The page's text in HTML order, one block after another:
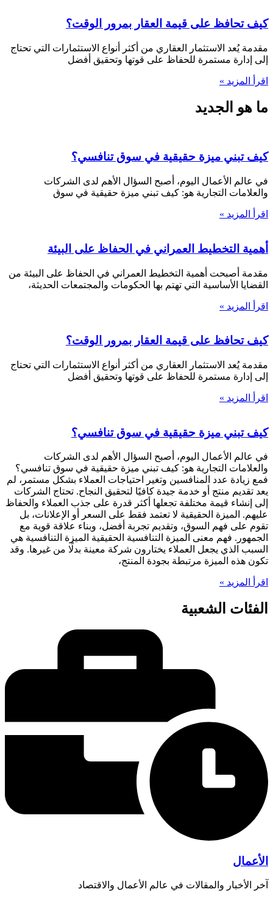
كيف تحافظ على قيمة العقار بمرور الوقت؟
مقدمة يُعد الاستثمار العقاري من أكثر أنواع الاستثمارات التي تحتاج
إلى إدارة مستمرة للحفاظ على قوتها وتحقيق أفضل
اقرأ المزيد »
ما هو الجديد
كيف تبني ميزة حقيقية في سوق تنافسي؟
في عالم الأعمال اليوم، أصبح السؤال الأهم لدى الشركات
والعلامات التجارية هو: كيف تبني ميزة حقيقية في سوق
اقرأ المزيد »
أهمية التخطيط العمراني في الحفاظ على البيئة
مقدمة أصبحت أهمية التخطيط العمراني في الحفاظ على البيئة من
القضايا الأساسية التي تهتم بها الحكومات والمجتمعات الحديثة،
اقرأ المزيد »
كيف تحافظ على قيمة العقار بمرور الوقت؟
مقدمة يُعد الاستثمار العقاري من أكثر أنواع الاستثمارات التي تحتاج
إلى إدارة مستمرة للحفاظ على قوتها وتحقيق أفضل
اقرأ المزيد »
كيف تبني ميزة حقيقية في سوق تنافسي؟
في عالم الأعمال اليوم، أصبح السؤال الأهم لدى الشركات
والعلامات التجارية هو: كيف تبني ميزة حقيقية في سوق تنافسي؟
فمع زيادة عدد المنافسين وتغير احتياجات العملاء بشكل مستمر، لم
يعد تقديم منتج أو خدمة جيدة كافيًا لتحقيق النجاح. تحتاج الشركات
إلى إنشاء قيمة مختلفة تجعلها أكثر قدرة على جذب العملاء والحفاظ
عليهم. الميزة الحقيقية لا تعتمد فقط على السعر أو الإعلانات، بل
تقوم على فهم السوق، وتقديم تجربة أفضل، وبناء علاقة قوية مع
الجمهور. فهم معنى الميزة التنافسية الحقيقية الميزة التنافسية هي
السبب الذي يجعل العملاء يختارون شركة معينة بدلًا من غيرها. وقد
تكون هذه الميزة مرتبطة بجودة المنتج،
اقرأ المزيد »
الفئات الشعبية
الأعمال
آخر الأخبار والمقالات في عالم الأعمال والاقتصاد